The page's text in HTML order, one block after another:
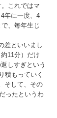
これではマ
年に一度、4
、毎年生じ
差といいまし
11分）だけ
しすぎという
積もっていく
そして、その
ったというわ